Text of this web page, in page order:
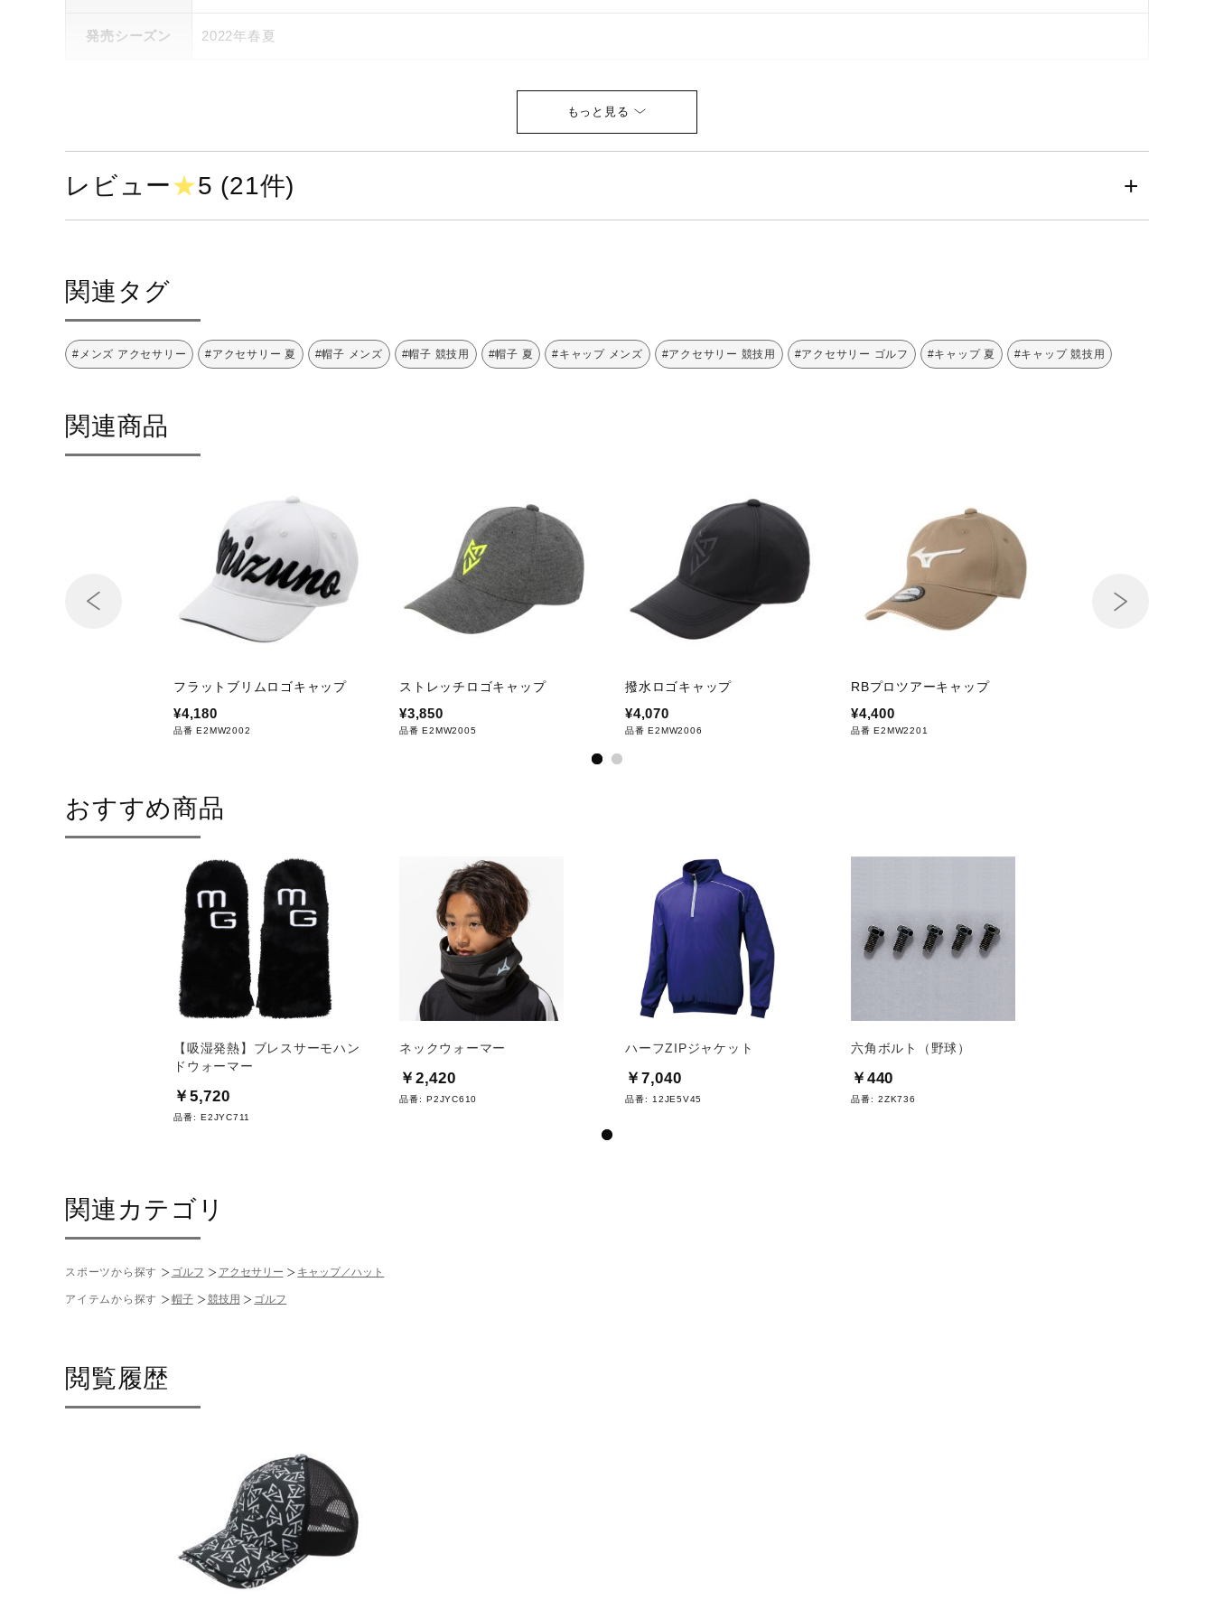
発売シーズン 2022年春夏
レビュー★5 (21件)
関連タグ
#メンズ アクセサリー #アクセサリー 夏 #帽子 メンズ #帽子 競技用 #帽子 夏 #キャップ メンズ #アクセサリー 競技用 #アクセサリー ゴルフ #キャップ 夏 #キャップ 競技用
関連商品
フラットブリムロゴキャップ
¥4,180
品番 E2MW2002
ストレッチロゴキャップ
¥3,850
品番 E2MW2005
撥水ロゴキャップ
¥4,070
品番 E2MW2006
RBプロツアーキャップ
¥4,400
品番 E2MW2201
おすすめ商品
【吸湿発熱】ブレスサーモハン
ドウォーマー
￥5,720
品番: E2JYC711
ネックウォーマー
￥2,420
品番: P2JYC610
ハーフZIPジャケット
￥7,040
品番: 12JE5V45
六角ボルト（野球）
￥440
品番: 2ZK736
関連カテゴリ
スポーツから探す ゴルフ アクセサリー キャップ／ハット
アイテムから探す 帽子 競技用 ゴルフ
閲覧履歴